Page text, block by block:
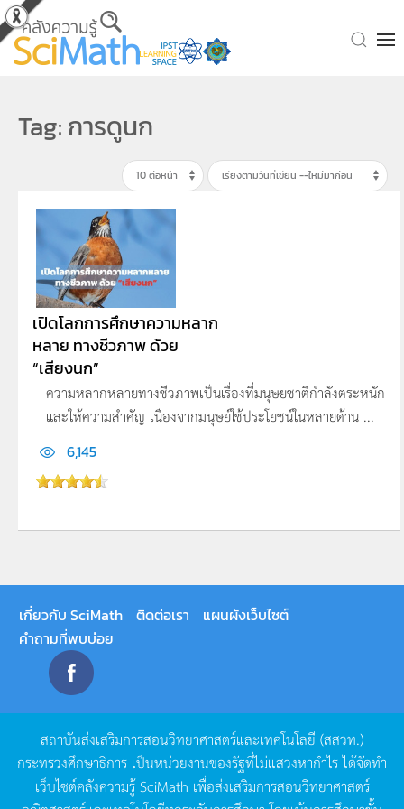
Skip to main content
Tag: การดูนก
เปิดโลกการศึกษาความหลาก
หลาย ทางชีวภาพ ด้วย
“เสียงนก”
ความหลากหลายทางชีวภาพเป็นเรื่องที่มนุษยชาติกำลังตระหนัก
และให้ความสำคัญ เนื่องจากมนุษย์ใช้ประโยชน์ในหลายด้าน ...
6,145
เกี่ยวกับ SciMath ติดต่อเรา
แผนผังเว็บไซต์
คำถามที่พบบ่อย
สถาบันส่งเสริมการสอนวิทยาศาสตร์และเทคโนโลยี (สสวท.)
กระทรวงศึกษาธิการ เป็นหน่วยงานของรัฐที่ไม่แสวงหากำไรได้จัดทำ
เว็บไซต์คลังความรู้SciMath เพื่อส่งเสริมการสอนวิทยาศาสตร์